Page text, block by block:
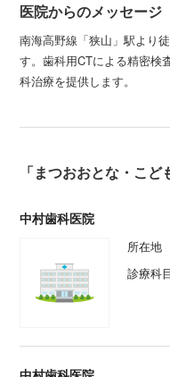
医院からのメッセージ
南海高野線「狭山」駅より
す。歯科用CTによる精密検
科治療を提供します。
「まつおおとな・こ
中村歯科医院
所在地
診療科